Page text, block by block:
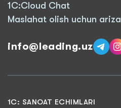
1C:Cloud Chat
Maslahat olish uchun ariza
info@leading.uz
1C: SANOAT ECHIMLARI